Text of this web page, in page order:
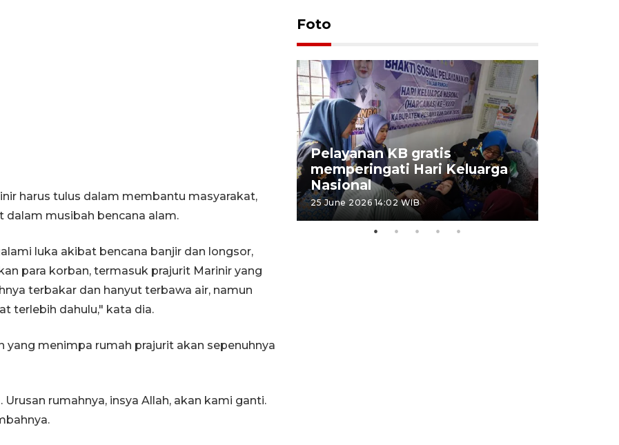
harus tulus dalam membantu masyarakat,
dalam musibah bencana alam.
luka akibat bencana banjir dan longsor,
para korban, termasuk prajurit Marinir yang
terbakar dan hanyut terbawa air, namun
terlebih dahulu," kata dia.
yang menimpa rumah prajurit akan sepenuhnya
rumahnya, insya Allah, akan kami ganti.
Foto
12 May 2026 15:06 WIB
Pelayanan KB gratis
memperingati Hari Keluarga
Nasional
25 June 2026 14:02 WIB